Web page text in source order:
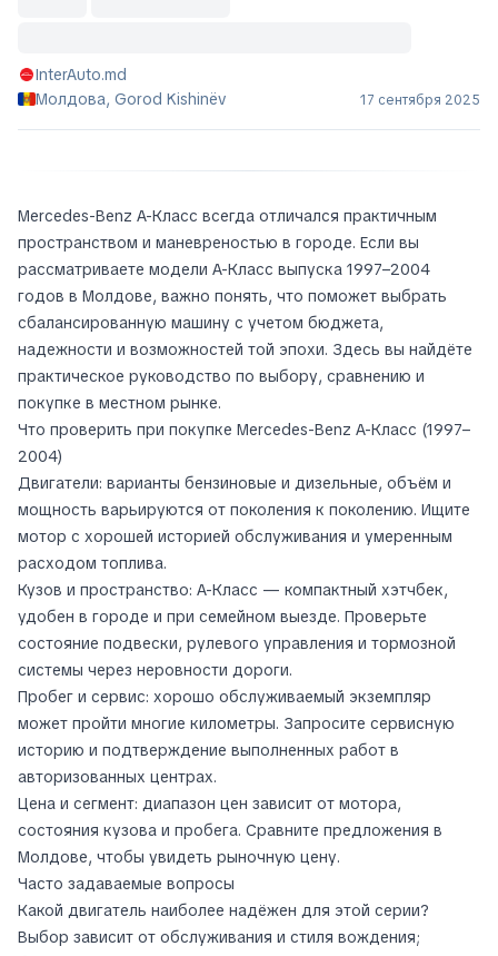
InterAuto.md
Молдова, Gorod Kishinëv
17 сентября 2025
Mercedes-Benz A-Класс всегда отличался практичным
пространством и маневреностью в городе. Если вы
рассматриваете модели A-Класс выпуска 1997–2004
годов в Молдове, важно понять, что поможет выбрать
сбалансированную машину с учетом бюджета,
надежности и возможностей той эпохи. Здесь вы найдёте
практическое руководство по выбору, сравнению и
покупке в местном рынке.
Что проверить при покупке Mercedes-Benz A-Класс (1997–
2004)
Двигатели: варианты бензиновые и дизельные, объём и
мощность варьируются от поколения к поколению. Ищите
мотор с хорошей историей обслуживания и умеренным
расходом топлива.
Кузов и пространство: A-Класс — компактный хэтчбек,
удобен в городе и при семейном выезде. Проверьте
состояние подвески, рулевого управления и тормозной
системы через неровности дороги.
Пробег и сервис: хорошо обслуживаемый экземпляр
может пройти многие километры. Запросите сервисную
историю и подтверждение выполненных работ в
авторизованных центрах.
Цена и сегмент: диапазон цен зависит от мотора,
состояния кузова и пробега. Сравните предложения в
Молдове, чтобы увидеть рыночную цену.
Часто задаваемые вопросы
Какой двигатель наиболее надёжен для этой серии?
Выбор зависит от обслуживания и стиля вождения;